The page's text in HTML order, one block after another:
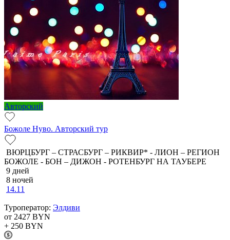
Авторский
Божоле Нуво. Авторский тур
ВЮРЦБУРГ – СТРАСБУРГ – РИКВИР* - ЛИОН – РЕГИОН
БОЖОЛЕ - БОН – ДИЖОН - РОТЕНБУРГ НА ТАУБЕРЕ
9 дней
8 ночей
14.11
Туроператор: Элдиви
от 2427 BYN
+ 250 BYN